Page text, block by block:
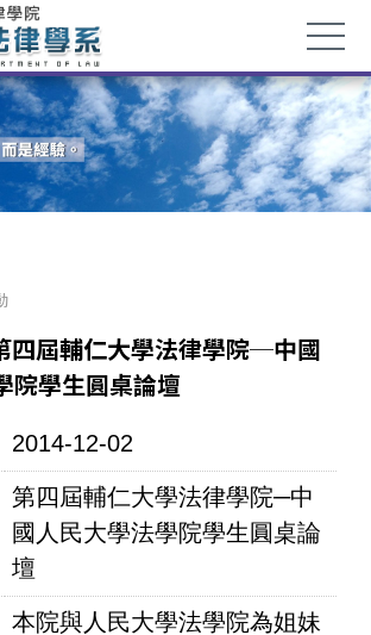
四屆輔仁大學法律學院─中國
院學生圓桌論壇
2014-12-02
第四屆輔仁大學法律學院─中
國人民大學法學院學生圓桌論
壇
本院與人民大學法學院為姐妹